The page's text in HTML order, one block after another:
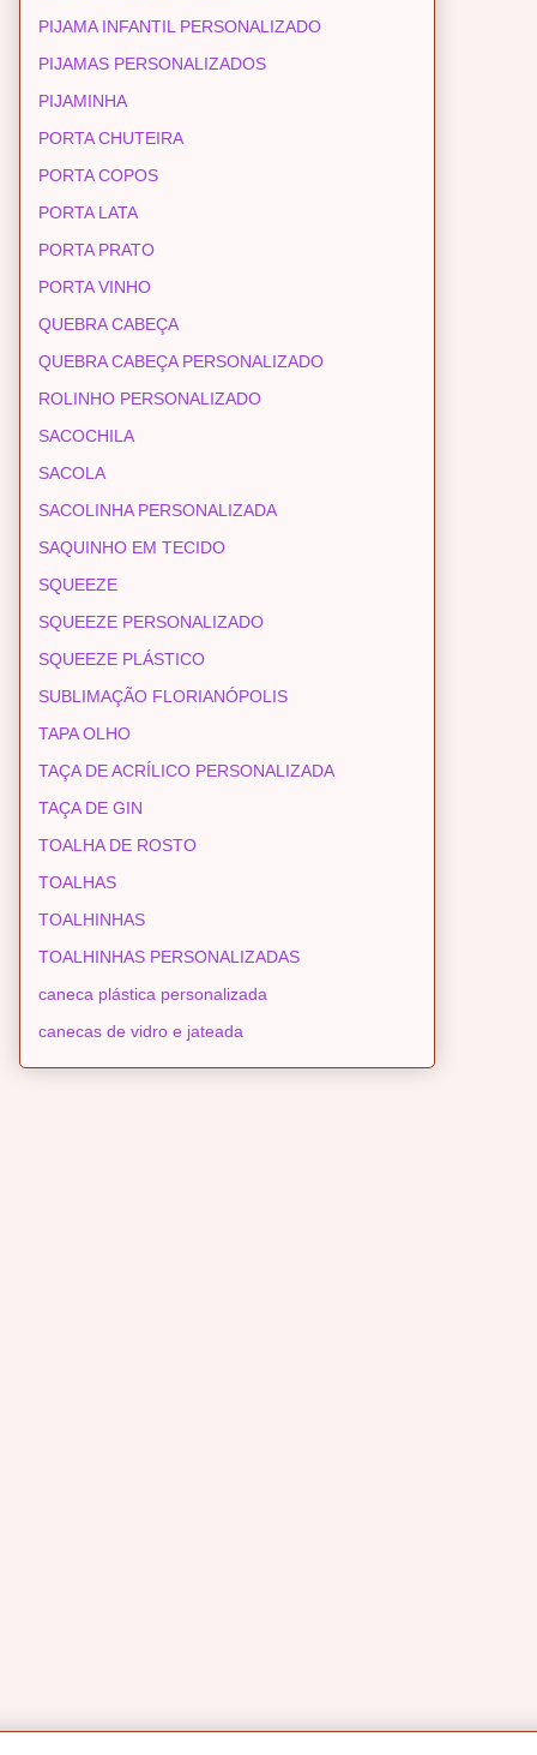
PIJAMA INFANTIL PERSONALIZADO
PIJAMAS PERSONALIZADOS
PIJAMINHA
PORTA CHUTEIRA
PORTA COPOS
PORTA LATA
PORTA PRATO
PORTA VINHO
QUEBRA CABEÇA
QUEBRA CABEÇA PERSONALIZADO
ROLINHO PERSONALIZADO
SACOCHILA
SACOLA
SACOLINHA PERSONALIZADA
SAQUINHO EM TECIDO
SQUEEZE
SQUEEZE PERSONALIZADO
SQUEEZE PLÁSTICO
SUBLIMAÇÃO FLORIANÓPOLIS
TAPA OLHO
TAÇA DE ACRÍLICO PERSONALIZADA
TAÇA DE GIN
TOALHA DE ROSTO
TOALHAS
TOALHINHAS
TOALHINHAS PERSONALIZADAS
caneca plástica personalizada
canecas de vidro e jateada